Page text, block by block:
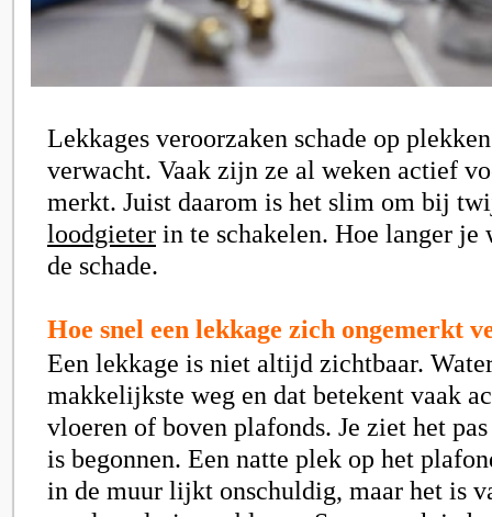
Lekkages veroorzaken schade op
verwacht. Vaak zijn ze al weken actief
merkt. Juist daarom is het slim om bij
loodgieter in te schakelen. Hoe langer je
de schade.
Hoe snel een lekkage zich ongemerkt
Een lekkage is niet altijd zichtbaar.
makkelijkste weg en dat betekent vaak
vloeren of boven plafonds. Je ziet het
is begonnen. Een natte plek op het
in de muur lijkt onschuldig, maar het is